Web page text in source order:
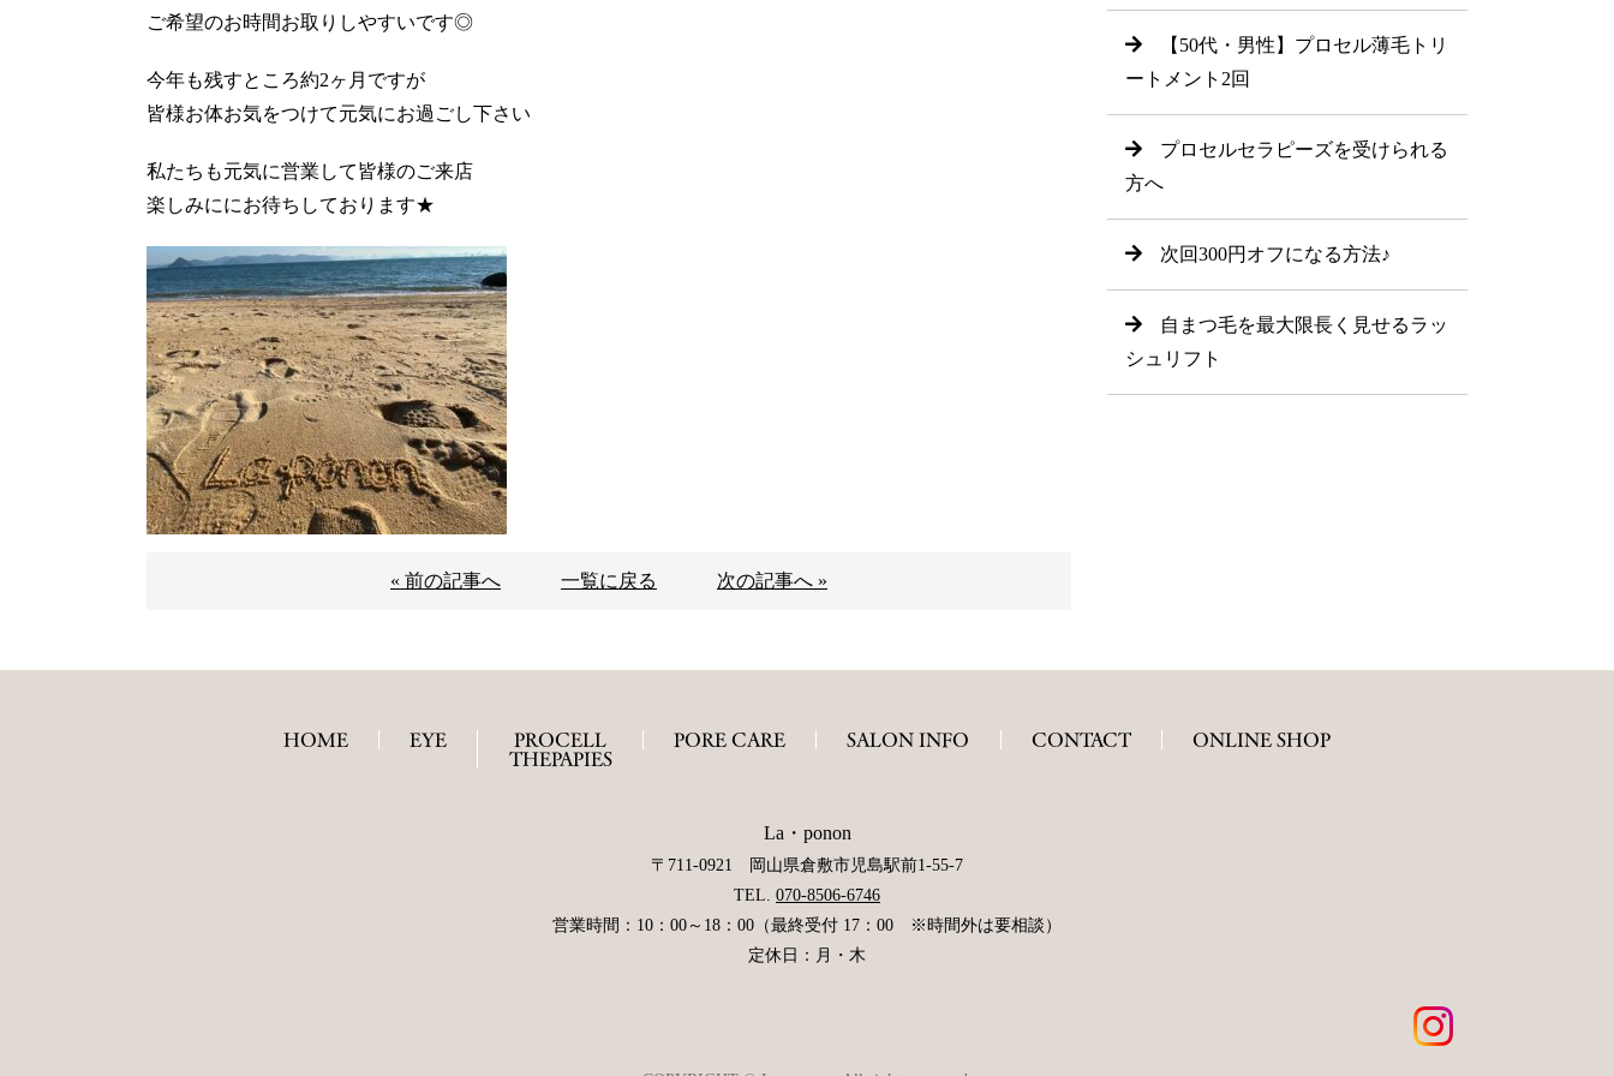
ご希望のお時間お取りしやすいです◎
今年も残すところ約2ヶ月ですが
皆様お体お気をつけて元気にお過ごし下さい
私たちも元気に営業して皆様のご来店
楽しみににお待ちしております★
« 前の記事へ 一覧に戻る 次の記事へ »
【50代・男性】プロセル薄毛トリ
ートメント2回
プロセルセラピーズを受けられる
方へ
次回300円オフになる方法♪
自まつ毛を最大限長く見せるラッ
シュリフト
HOME EYE
PROCELL
THEPAPIES
PORE CARE SALON INFO CONTACT ONLINE SHOP
La・ponon
〒711-0921 岡山県倉敷市児島駅前1-55-7
TEL. 070-8506-6746
営業時間：10：00～18：00（最終受付 17：00 ※時間外は要相談）
定休日：月・木